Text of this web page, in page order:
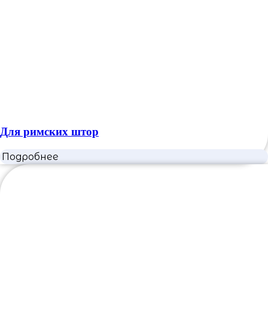
Для римских штор
Подробнее